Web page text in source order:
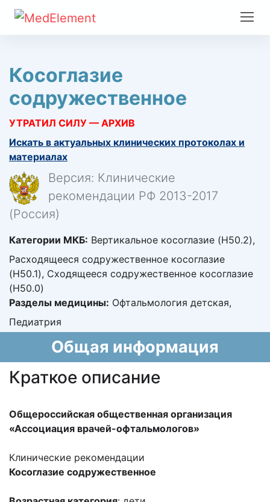
Косоглазие
содружественное
УТРАТИЛ СИЛУ — АРХИВ
Искать в актуальных клинических протоколах и
материалах
Версия: Клинические
рекомендации РФ 2013-2017
(Россия)
Категории МКБ: Вертикальное косоглазие (H50.2),
Расходящееся содружественное косоглазие
(H50.1), Сходящееся содружественное косоглазие
(H50.0)
Разделы медицины: Офтальмология детская,
Педиатрия
Общая информация
Краткое описание
Общероссийская общественная организация
«Ассоциация врачей-офтальмологов»
Клинические рекомендации
Косоглазие содружественное